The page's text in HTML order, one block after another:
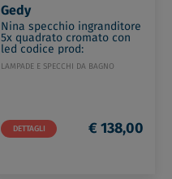
Gedy
Nina specchio ingranditore
5x quadrato cromato con
led codice prod:
000021141300000
LAMPADE E SPECCHI DA BAGNO
DETTAGLI € 138,00